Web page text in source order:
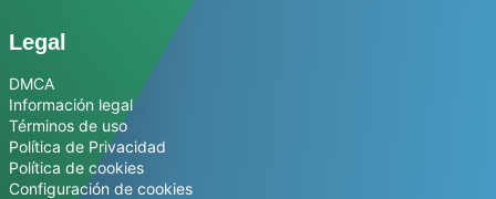
Legal
DMCA
Información legal
Términos de uso
Política de Privacidad
Política de cookies
Configuración de cookies